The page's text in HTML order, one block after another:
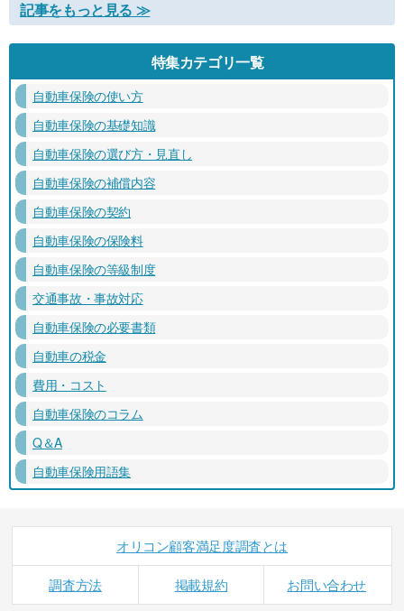
記事をもっと見る ≫
特集カテゴリ一覧
自動車保険の使い方
自動車保険の基礎知識
自動車保険の選び方・見直し
自動車保険の補償内容
自動車保険の契約
自動車保険の保険料
自動車保険の等級制度
交通事故・事故対応
自動車保険の必要書類
自動車の税金
費用・コスト
自動車保険のコラム
Q＆A
自動車保険用語集
オリコン顧客満足度調査とは
調査方法 掲載規約 お問い合わせ